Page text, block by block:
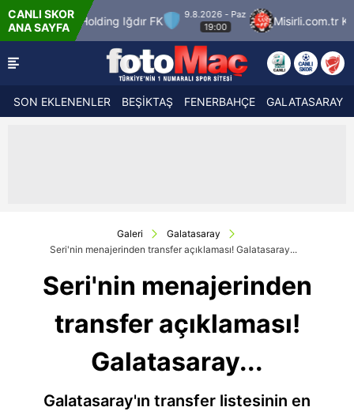
CANLI SKOR
ANA SAYFA
FK
9.8.2026 - Paz
19:00
Misirli.com.tr Karagümrük SMS Grup
SON EKLENENLER BEŞİKTAŞ FENERBAHÇE GALATASARAY
Galeri
Galatasaray
Seri'nin menajerinden transfer açıklaması! Galatasaray...
Seri'nin menajerinden
transfer açıklaması!
Galatasaray...
Galatasaray'ın transfer listesinin en